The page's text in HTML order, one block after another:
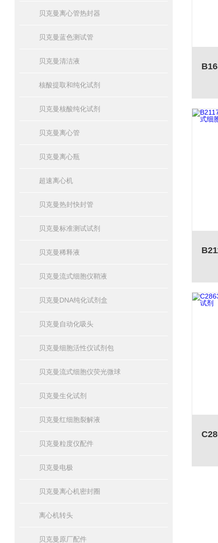
贝克曼离心管热封器
贝克曼蓝色测试管
贝克曼清洁液
核酸提取和纯化试剂
贝克曼核酸纯化试剂
贝克曼离心管
贝克曼离心瓶
超速离心机
贝克曼热封快封管
贝克曼标准测试试剂
贝克曼稀释液
贝克曼流式细胞仪鞘液
贝克曼DNA纯化试剂盒
贝克曼自动化吸头
贝克曼细胞活性仪试剂包
贝克曼流式细胞仪荧光微球
贝克曼生化试剂
贝克曼红细胞裂解液
贝克曼粒度仪配件
贝克曼电极
贝克曼离心机密封圈
离心机转头
贝克曼原厂配件